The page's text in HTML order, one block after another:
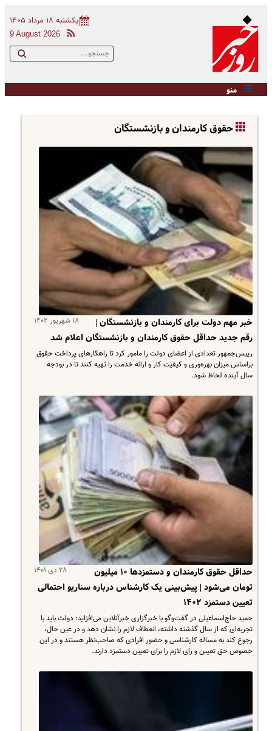
یکشنبه ۱۸ مرداد ۱۴۰۵
9 August 2026
منو
حقوق کارمندان و بازنشستگان
۱۸ شهریور ۱۴۰۲
خبر مهم دولت برای کارمندان و بازنشستگان |
رقم جدید حداقل حقوق کارمندان و بازنشستگان اعلام شد
رییس‌جمهور تعدادی از اعضای دولت را مامور کرد تا راهکارهای پرداخت حقوق
براساس میزان بهره‌وری و کیفیت کار و ارائه خدمت را تهیه کنند تا در بودجه
سال آینده لحاظ شود.
۲۸ دی ۱۴۰۱
حداقل حقوق کارمندان و دستمزدها ۱۰ میلیون
تومان می‌شود | پیش‌بینی یک کارشناس درباره سناریو احتمالی
تعیین دستمزد ۱۴۰۲
حمید حاج‌اسماعیلی در گفت‌وگو با خبرگزاری خبرآنلاین می‌افزاید: دولت باید با
تجربه‌ای که از سال گذشته داشته، انعطاف لازم را نشان دهد و در عین حال،
رجوع کند به مساله کارشناسی و حضور افرادی که صاحب‌نظر هستند و در این
خصوص حق تعیین و رای لازم را برای تعیین دستمزد دارند.